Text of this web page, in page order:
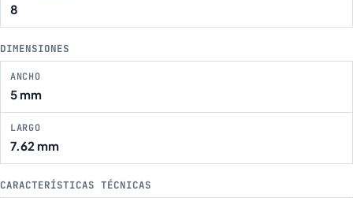
8
DIMENSIONES
ANCHO
5 mm
LARGO
7.62 mm
CARACTERÍSTICAS TÉCNICAS